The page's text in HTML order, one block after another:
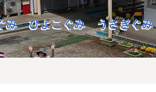
み ひよこぐみ うさぎぐみ